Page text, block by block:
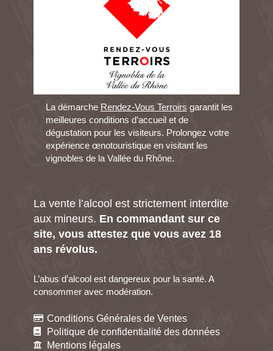
La démarche Rendez-Vous Terroirs garantit les
meilleures conditions d’accueil et de
dégustation pour les visiteurs. Prolongez votre
expérience œnotouristique en visitant les
vignobles de la Vallée du Rhône.
La vente l’alcool est strictement interdite
aux mineurs. En commandant sur ce
site, vous attestez que vous avez 18
ans révolus.
L’abus d’alcool est dangereux pour la santé. A
consommer avec modération.
Conditions Générales de Ventes
Politique de confidentialité des données
Mentions légales